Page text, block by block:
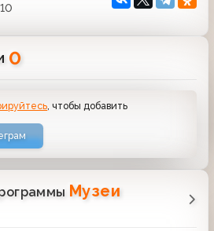
0
, чтобы добавить
Музеи